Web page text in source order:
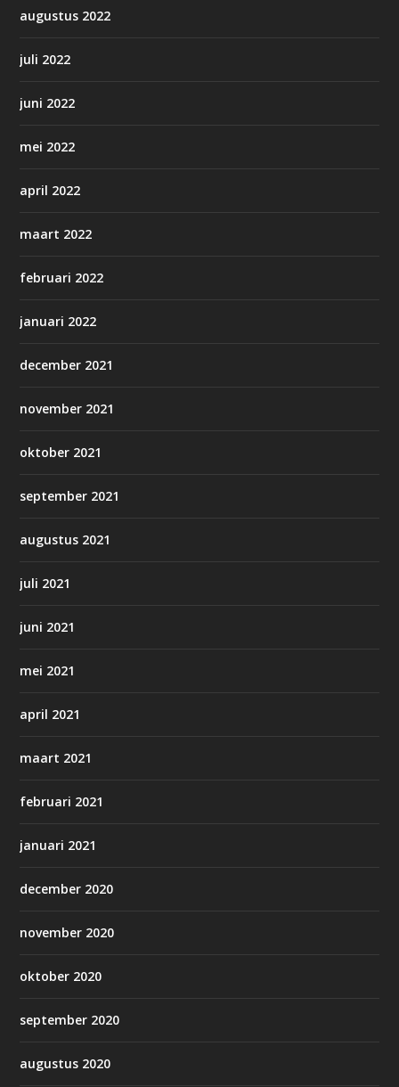
augustus 2022
juli 2022
juni 2022
mei 2022
april 2022
maart 2022
februari 2022
januari 2022
december 2021
november 2021
oktober 2021
september 2021
augustus 2021
juli 2021
juni 2021
mei 2021
april 2021
maart 2021
februari 2021
januari 2021
december 2020
november 2020
oktober 2020
september 2020
augustus 2020